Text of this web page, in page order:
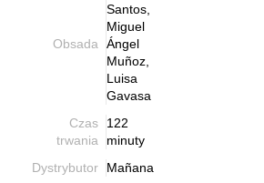
Obsada
Santos,
Miguel
Ángel
Muñoz,
Luisa
Gavasa
Czas
trwania
122
minuty
Dystrybutor
Mañana